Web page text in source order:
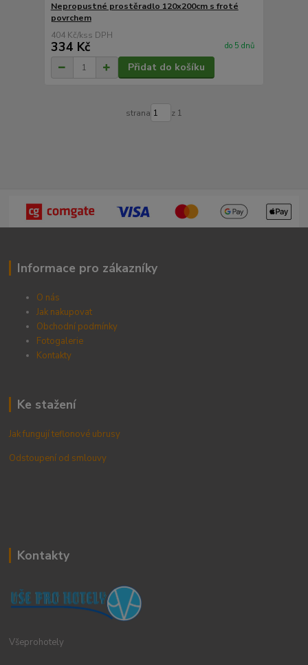
Nepropustné prostěradlo 120x200cm s froté
povrchem
404 Kč/ks
334 Kč do 5 dnů
Přidat do košíku
strana z 1
Informace pro zákazníky
O nás
Jak nakupovat
Obchodní podmínky
Fotogalerie
Kontakty
Ke stažení
Jak fungují teflonové ubrusy
Odstoupení od smlouvy
Kontakty
Všeprohotely